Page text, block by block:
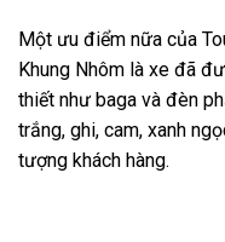
Một ưu điểm nữa của
Khung Nhôm là xe đã
thiết như baga và đèn
trắng, ghi, cam, xanh
tượng khách hàng.